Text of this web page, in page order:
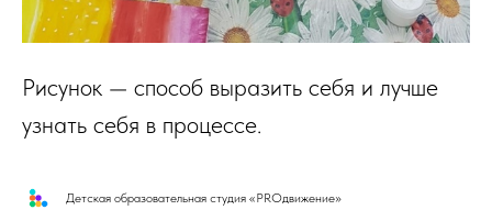
Рисунок — способ выразить себя и лучше
узнать себя в процессе.
Детская образовательная студия «PROдвижение»